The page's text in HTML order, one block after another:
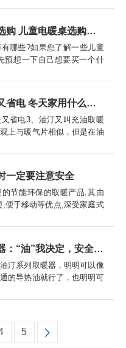
以下，儿童房使用更安全。
...
儿童电暖桌如何选购 儿童电暖桌选购技巧【详细介绍】
哪些?如果您了解一些儿童
预想一下自己想要买一个什
于家长挑选儿童电暖桌是有
什么电暖器取暖又省电 冬天家用什么取暖器好
省电3、油汀又叫充油取暖
上与暖气片相似，但是在油
二、冬天家用什么取暖器好
膜取...
一定要注意安全
节能环保的取暖产品,其由
便于移动等优点,深受家庭式
定保持在一个恒定的范围内,
美的油汀式取暖器：“油”我决定，安全给你
汀系列取暖器，明明可以像
的导热油就行了，也明明可
，美的油汀式取暖器对这种
5